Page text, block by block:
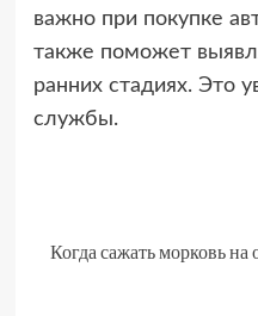
важно при покупке
также поможет
ранних стадиях. Это
службы.
navigation
Когда сажать морковь